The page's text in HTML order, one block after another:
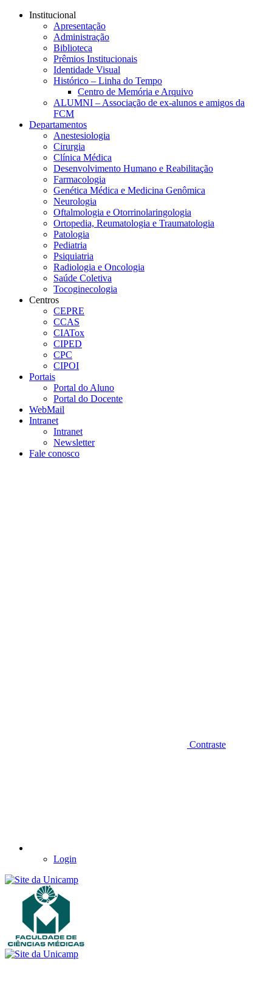
Conteúdo principal
Institucional
Apresentação
Administração
Biblioteca
Prêmios Institucionais
Identidade Visual
Histórico – Linha do Tempo
Centro de Memória e Arquivo
ALUMNI – Associação de ex-alunos e amigos da
FCM
Departamentos
Anestesiologia
Cirurgia
Clínica Médica
Desenvolvimento Humano e Reabilitação
Farmacologia
Genética Médica e Medicina Genômica
Neurologia
Oftalmologia e Otorrinolaringologia
Ortopedia, Reumatologia e Traumatologia
Patologia
Pediatria
Psiquiatria
Radiologia e Oncologia
Saúde Coletiva
Tocoginecologia
Centros
CEPRE
CCAS
CIATox
CIPED
CPC
CIPOI
Portais
Portal do Aluno
Portal do Docente
WebMail
Intranet
Intranet
Newsletter
Fale conosco
Contraste
Login